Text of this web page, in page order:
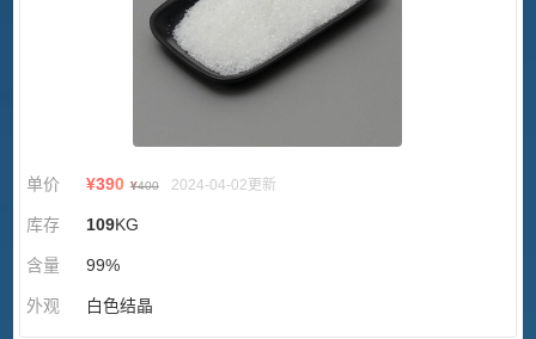
单价 ¥390 ¥400 2024-04-02更新
库存 109KG
含量 99%
外观 白色结晶